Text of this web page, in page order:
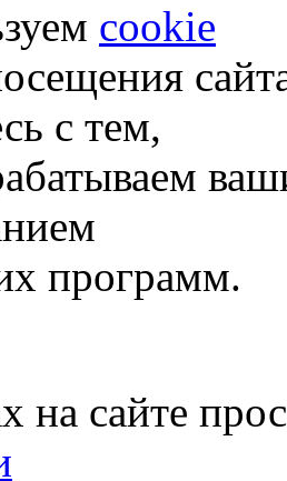
cookie
с тем,
программ.
на сайте